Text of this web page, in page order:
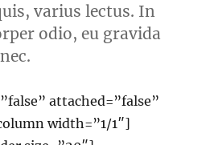
varius lectus. In
odio, eu gravida
attached=”false”
width=”1/1″]